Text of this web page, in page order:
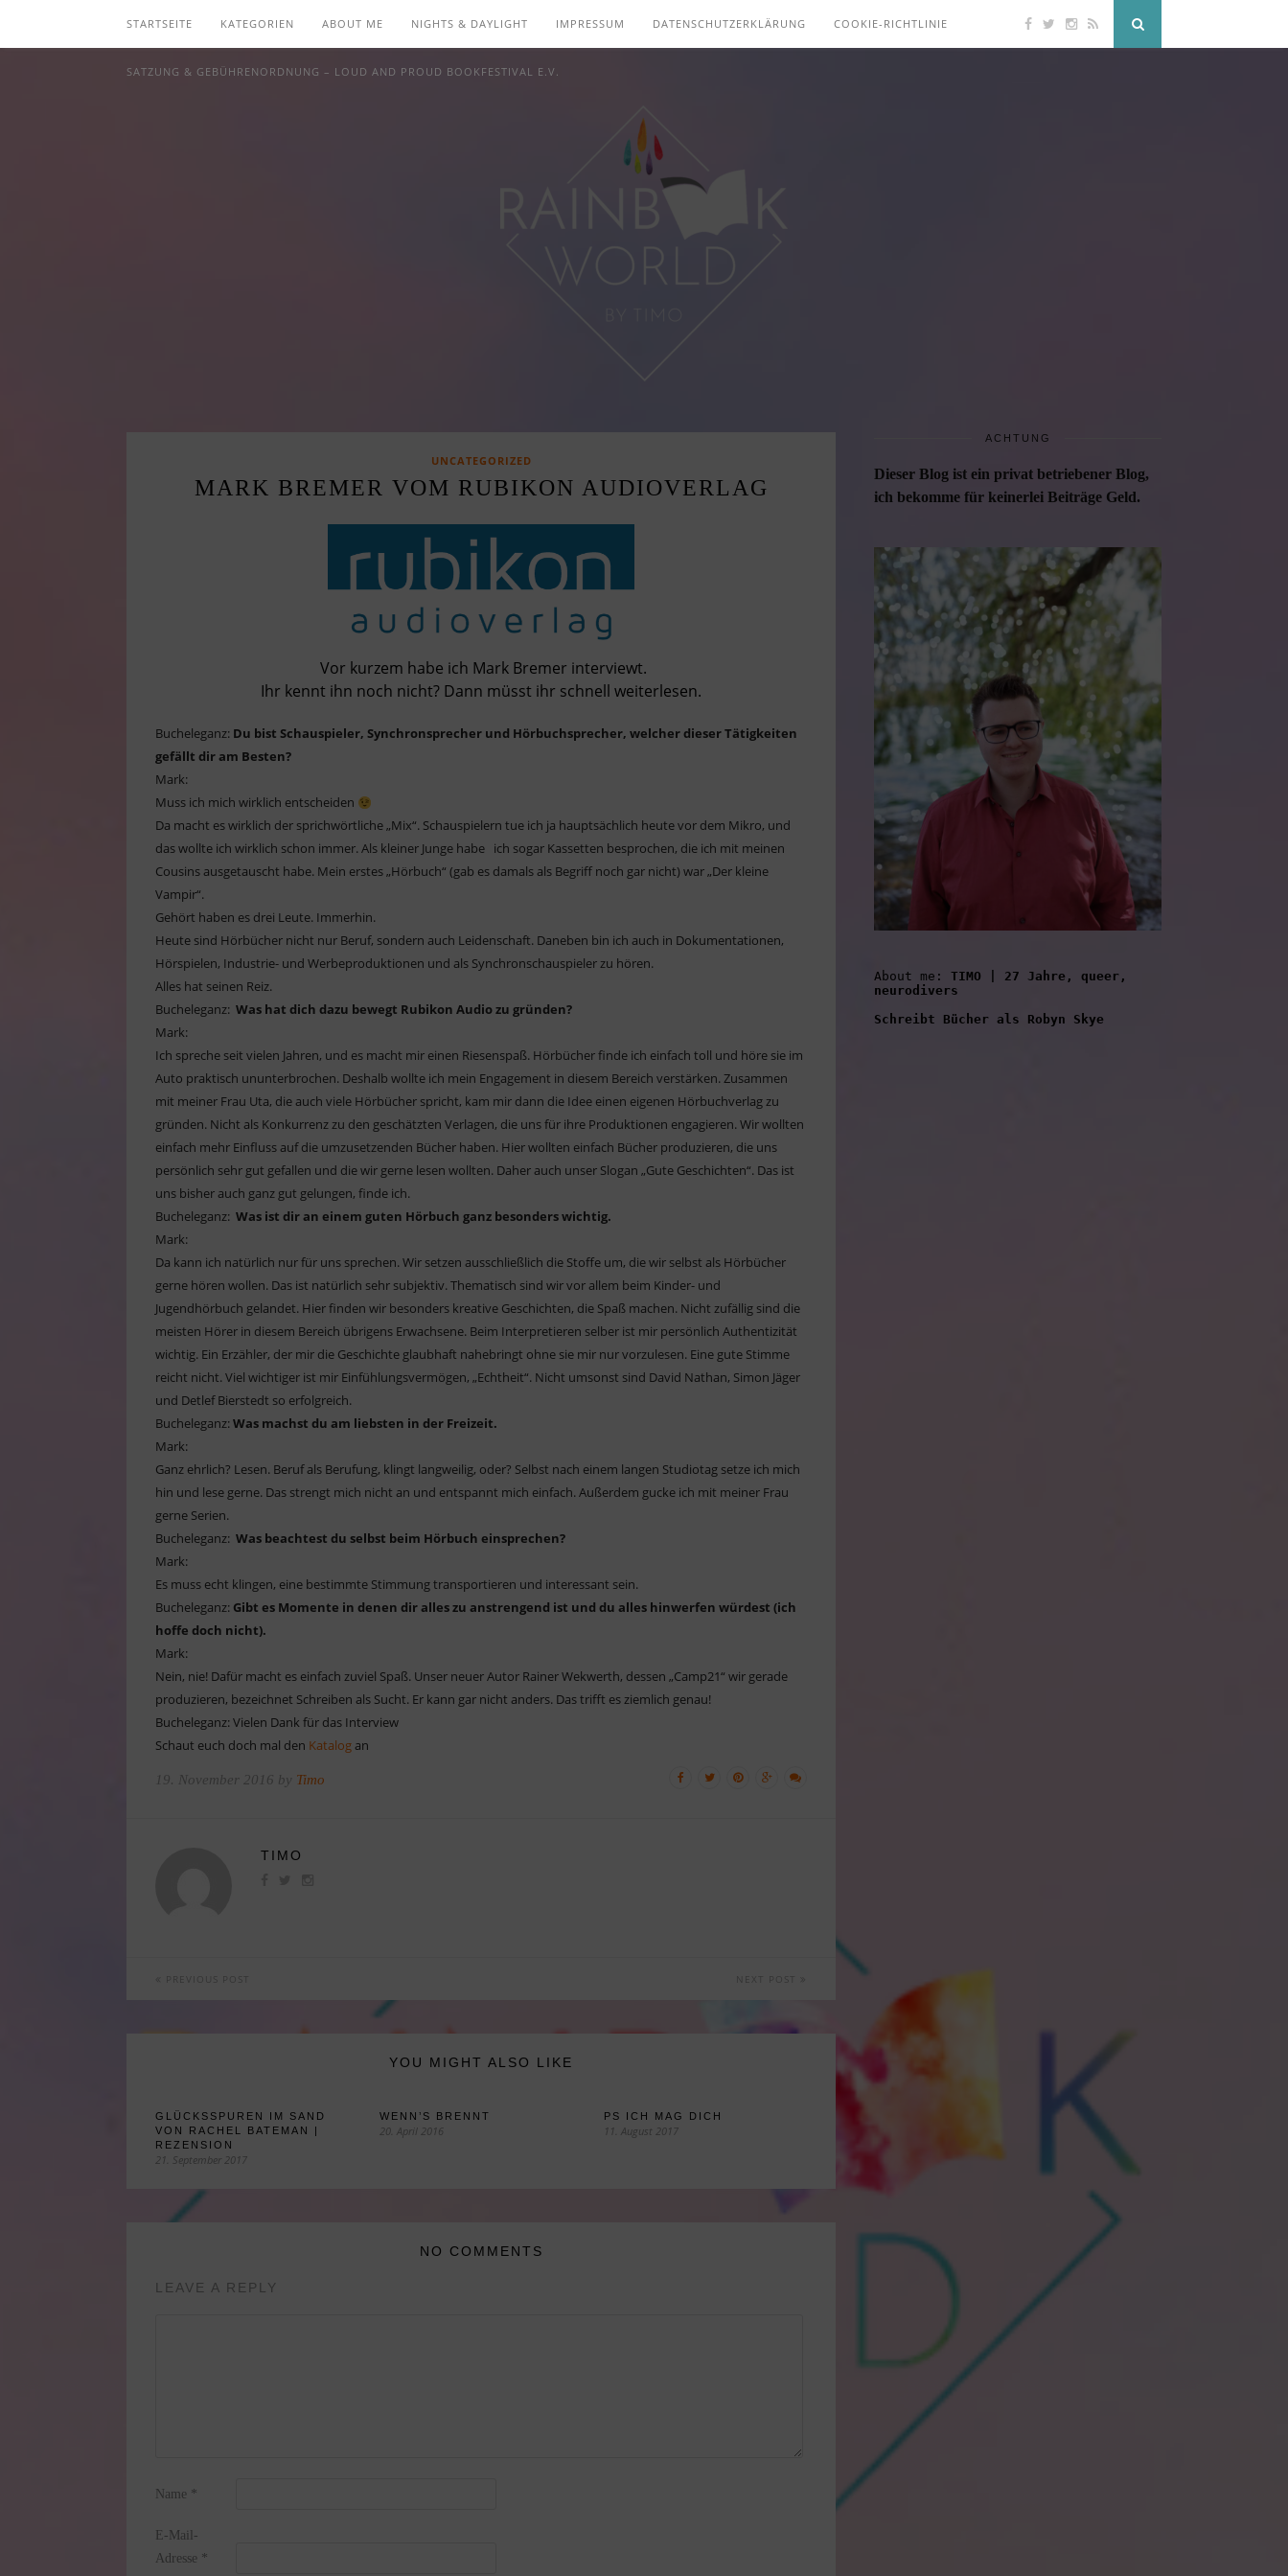
STARTSEITE KATEGORIEN ABOUT ME NIGHTS & DAYLIGHT IMPRESSUM DATENSCHUTZERKLÄRUNG COOKIE-RICHTLINIE
SATZUNG & GEBÜHRENORDNUNG – LOUD AND PROUD BOOKFESTIVAL E.V.
UNCATEGORIZED
MARK BREMER VOM RUBIKON AUDIOVERLAG
Vor kurzem habe ich Mark Bremer interviewt.
Ihr kennt ihn noch nicht? Dann müsst ihr schnell weiterlesen.
Bucheleganz: Du bist Schauspieler, Synchronsprecher und Hörbuchsprecher, welcher dieser Tätigkeiten
gefällt dir am Besten?
Mark:
Muss ich mich wirklich entscheiden
Da macht es wirklich der sprichwörtliche „Mix“. Schauspielern tue ich ja hauptsächlich heute vor dem Mikro, und
das wollte ich wirklich schon immer. Als kleiner Junge habe ich sogar Kassetten besprochen, die ich mit meinen
Cousins ausgetauscht habe. Mein erstes „Hörbuch“ (gab es damals als Begriff noch gar nicht) war „Der kleine
Vampir“.
Gehört haben es drei Leute. Immerhin.
Heute sind Hörbücher nicht nur Beruf, sondern auch Leidenschaft. Daneben bin ich auch in Dokumentationen,
Hörspielen, Industrie- und Werbeproduktionen und als Synchronschauspieler zu hören.
Alles hat seinen Reiz.
Bucheleganz: Was hat dich dazu bewegt Rubikon Audio zu gründen?
Mark:
Ich spreche seit vielen Jahren, und es macht mir einen Riesenspaß. Hörbücher finde ich einfach toll und höre sie im
Auto praktisch ununterbrochen. Deshalb wollte ich mein Engagement in diesem Bereich verstärken. Zusammen
mit meiner Frau Uta, die auch viele Hörbücher spricht, kam mir dann die Idee einen eigenen Hörbuchverlag zu
gründen. Nicht als Konkurrenz zu den geschätzten Verlagen, die uns für ihre Produktionen engagieren. Wir wollten
einfach mehr Einfluss auf die umzusetzenden Bücher haben. Hier wollten einfach Bücher produzieren, die uns
persönlich sehr gut gefallen und die wir gerne lesen wollten. Daher auch unser Slogan „Gute Geschichten“. Das ist
uns bisher auch ganz gut gelungen, finde ich.
Bucheleganz: Was ist dir an einem guten Hörbuch ganz besonders wichtig.
Mark:
Da kann ich natürlich nur für uns sprechen. Wir setzen ausschließlich die Stoffe um, die wir selbst als Hörbücher
gerne hören wollen. Das ist natürlich sehr subjektiv. Thematisch sind wir vor allem beim Kinder- und
Jugendhörbuch gelandet. Hier finden wir besonders kreative Geschichten, die Spaß machen. Nicht zufällig sind die
meisten Hörer in diesem Bereich übrigens Erwachsene. Beim Interpretieren selber ist mir persönlich Authentizität
wichtig. Ein Erzähler, der mir die Geschichte glaubhaft nahebringt ohne sie mir nur vorzulesen. Eine gute Stimme
reicht nicht. Viel wichtiger ist mir Einfühlungsvermögen, „Echtheit“. Nicht umsonst sind David Nathan, Simon Jäger
und Detlef Bierstedt so erfolgreich.
Bucheleganz: Was machst du am liebsten in der Freizeit.
Mark:
Ganz ehrlich? Lesen. Beruf als Berufung, klingt langweilig, oder? Selbst nach einem langen Studiotag setze ich mich
hin und lese gerne. Das strengt mich nicht an und entspannt mich einfach. Außerdem gucke ich mit meiner Frau
gerne Serien.
Bucheleganz: Was beachtest du selbst beim Hörbuch einsprechen?
Mark:
Es muss echt klingen, eine bestimmte Stimmung transportieren und interessant sein.
Bucheleganz: Gibt es Momente in denen dir alles zu anstrengend ist und du alles hinwerfen würdest (ich
hoffe doch nicht).
Mark:
Nein, nie! Dafür macht es einfach zuviel Spaß. Unser neuer Autor Rainer Wekwerth, dessen „Camp21“ wir gerade
produzieren, bezeichnet Schreiben als Sucht. Er kann gar nicht anders. Das trifft es ziemlich genau!
Bucheleganz: Vielen Dank für das Interview
Schaut euch doch mal den Katalog an
19. November 2016 by Timo
TIMO
PREVIOUS POST NEXT POST
YOU MIGHT ALSO LIKE
GLÜCKSSPUREN IM SAND
VON RACHEL BATEMAN |
REZENSION
21. September 2017
WENN’S BRENNT
20. April 2016
PS ICH MAG DICH
11. August 2017
NO COMMENTS
LEAVE A REPLY
Name *
E-Mail-
Adresse *
ACHTUNG
Dieser Blog ist ein privat betriebener Blog,
ich bekomme für keinerlei Beiträge Geld.
About me: TIMO | 27 Jahre, queer,
neurodivers
Schreibt Bücher als Robyn Skye